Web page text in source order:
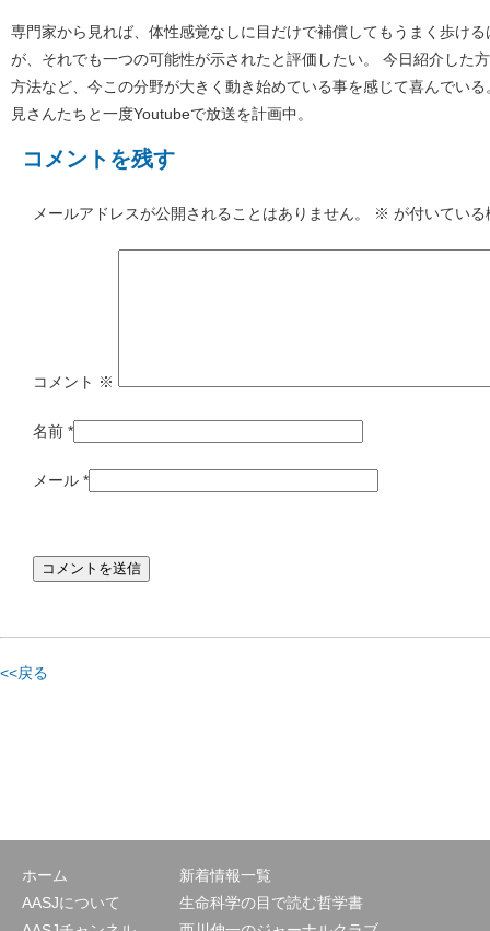
専門家から見れば、体性感覚なしに目だけで補償してもうまく歩け
が、それでも一つの可能性が示されたと評価したい。 今日紹介した
方法など、今この分野が大きく動き始めている事を感じて喜んでい
見さんたちと一度Youtubeで放送を計画中。
コメントを残す
メールアドレスが公開されることはありません。 ※ が付いてい
コメント ※
名前 *
メール *
<<戻る
ホーム
AASJについて
新着情報一覧
生命科学の目で読む哲学書